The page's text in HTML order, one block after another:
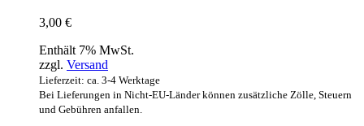
3,00 €
Enthält 7% MwSt.
zzgl. Versand
Lieferzeit: ca. 3-4 Werktage
Bei Lieferungen in Nicht-EU-Länder können zusätzliche Zölle, Steuern
und Gebühren anfallen.